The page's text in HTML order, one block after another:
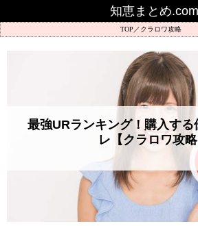
知恵まとめ.com
クラロワ攻略
最強URランキング！購入する
レ【クラロワ攻